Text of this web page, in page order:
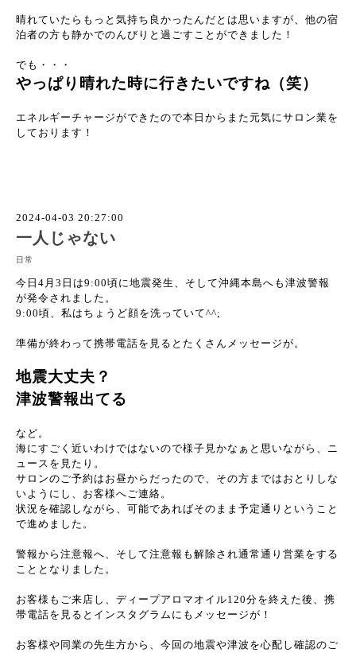
晴れていたらもっと気持ち良かったんだとは思いますが、他の宿
泊者の方も静かでのんびりと過ごすことができました！
でも・・・
やっぱり晴れた時に行きたいですね（笑）
エネルギーチャージができたので本日からまた元気にサロン業を
しております！
2024-04-03 20:27:00
一人じゃない
日常
今日4月3日は9:00頃に地震発生、そして沖縄本島へも津波警報
が発令されました。
9:00頃、私はちょうど顔を洗っていて^^;
準備が終わって携帯電話を見るとたくさんメッセージが。
地震大丈夫？
津波警報出てる
など。
海にすごく近いわけではないので様子見かなぁと思いながら、ニ
ュースを見たり。
サロンのご予約はお昼からだったので、その方まではおとりしな
いようにし、お客様へご連絡。
状況を確認しながら、可能であればそのまま予定通りということ
で進めました。
警報から注意報へ、そして注意報も解除され通常通り営業をする
こととなりました。
お客様もご来店し、ディープアロマオイル120分を終えた後、携
帯電話を見るとインスタグラムにもメッセージが！
お客様や同業の先生方から、今回の地震や津波を心配し確認のご